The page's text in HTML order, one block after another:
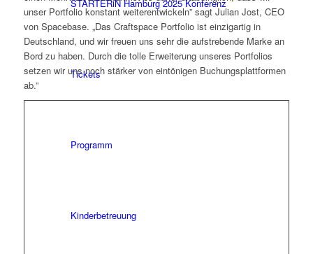
STARTERiN Hamburg 2025 Konferenz
Tickets
Programm
Kinderbetreuung
unser Portfolio konstant weiterentwickeln” sagt Julian Jost, CEO
von Spacebase. „Das Craftspace Portfolio ist einzigartig in
Deutschland, und wir freuen uns sehr die aufstrebende Marke an
Bord zu haben. Durch die tolle Erweiterung unseres Portfolios
setzen wir uns noch stärker von eintönigen Buchungsplattformen
ab.”